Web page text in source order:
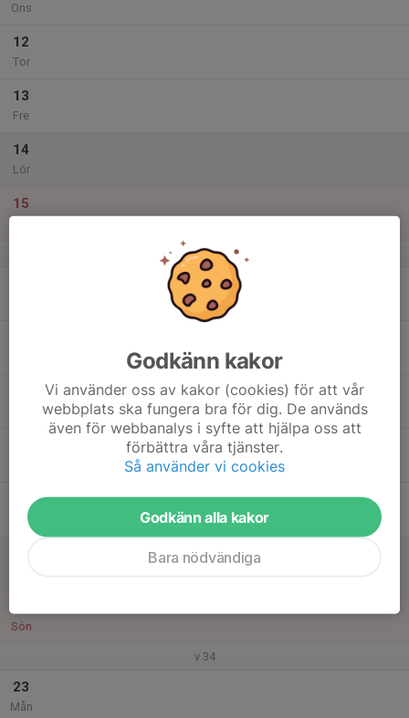
Ons
12
Tor
13
Fre
14
Lör
15
v.33
Fre
Sön
v.34
23
Mån
Godkänn kakor
Vi använder oss av kakor (cookies) för att vår
webbplats ska fungera bra för dig. De används
även för webbanalys i syfte att hjälpa oss att
förbättra våra tjänster.
Så använder vi cookies
Godkänn alla kakor
Bara nödvändiga